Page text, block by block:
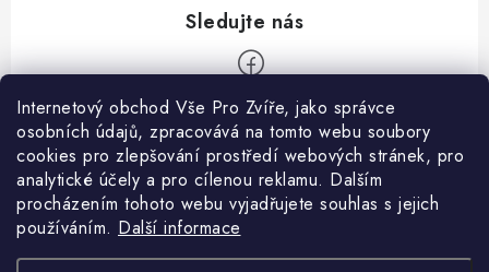
Internetový obchod Vše Pro Zvíře, jako správce
osobních údajů, zpracovává na tomto webu soubory
cookies pro zlepšování prostředí webových stránek, pro
analytické účely a pro cílenou reklamu. Dalším
procházením tohoto webu vyjadřujete souhlas s jejich
používáním. Další informace
Informace pro Vás
Ceník dopravy
Kontakty